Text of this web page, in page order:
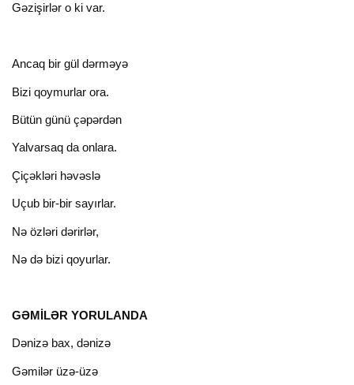
Gəzişirlər о ki var.
Ancaq bir gül dərməyə
Bizi qoymurlar ora.
Bütün günü çəpərdən
Yalvarsaq da onlara.
Çiçəkləri həvəslə
Uçub bir-bir sayırlar.
Nə özləri dərirlər,
Nə də bizi qoyurlar.
GƏMİLƏR YORULANDA
Dənizə bax, dənizə
Gəmilər üzə-üzə